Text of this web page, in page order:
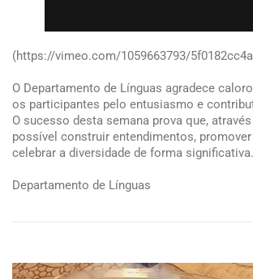
(https://vimeo.com/1059663793/
O Departamento de Línguas agradece
os participantes pelo entusiasmo e
O sucesso desta semana prova que,
possível construir entendimentos,
celebrar a diversidade de forma significativa.
Departamento de Línguas